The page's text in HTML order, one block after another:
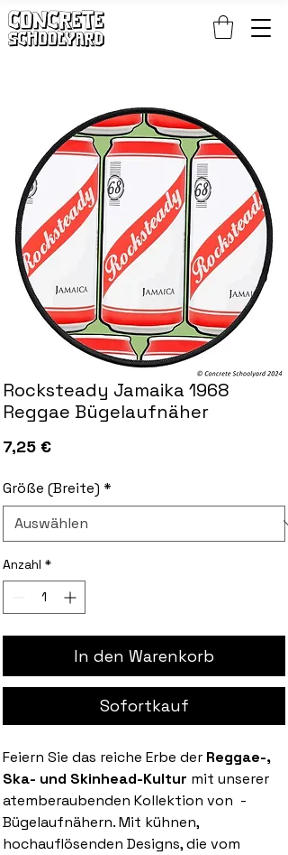
Rocksteady Jamaika 1968
Reggae Bügelaufnäher
7,25 €Preis
Größe (Breite) *
Anzahl *
In den Warenkorb
Sofortkauf
Feiern Sie das reiche Erbe der Reggae-,
Ska- und Skinhead-Kultur mit unserer
atemberaubenden Kollektion von -
Bügelaufnähern. Mit kühnen,
hochauflösenden Designs, die vom